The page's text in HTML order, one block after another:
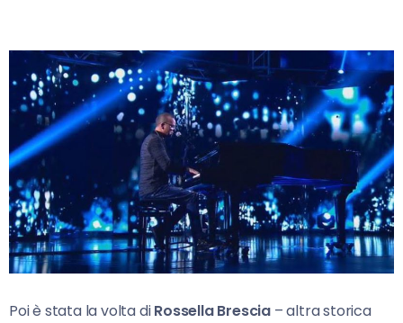
Poi è stata la volta diRossella Brescia – altra storica